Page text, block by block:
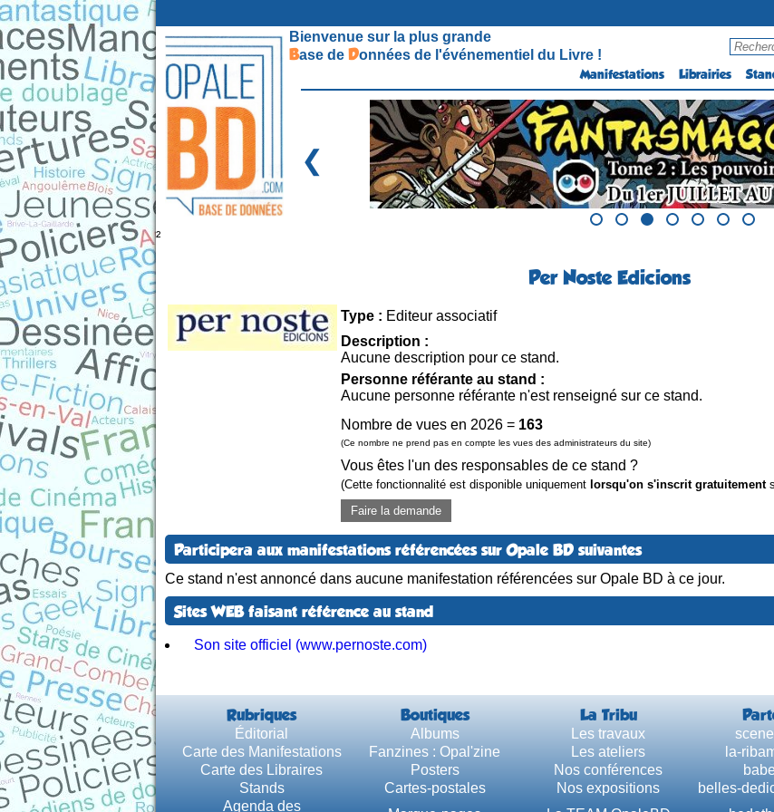
Bienvenue sur la plus grande
Base de Données de l'événementiel du Livre !
Manifestations
Librairies
❮
²
Per Noste Edicions
Type : Editeur associatif
Description :
Aucune description pour ce stand.
Personne référante au stand :
Aucune personne référante n'est renseigné sur ce stand.
Nombre de vues en 2026 = 163
(Ce nombre ne prend pas en compte les vues des administrateurs du site)
Vous êtes l'un des responsables de ce stand ?
(Cette fonctionnalité est disponible uniquement lorsqu'on s'inscrit gratuitement
Faire la demande
Participera aux manifestations référencées sur Opale BD suivantes
Ce stand n'est annoncé dans aucune manifestation référencées sur Opale BD à ce jour.
Sites WEB faisant référence au stand
Son site officiel (www.pernoste.com)
Rubriques Boutiques La Tribu
Éditorial Albums Les travaux
Carte des Manifestations
Fanzines : Opal'zine Les ateliers la-
Carte des Libraires
Posters Nos conférences
Stands
Cartes-postales Nos expositions belles-
Agenda des